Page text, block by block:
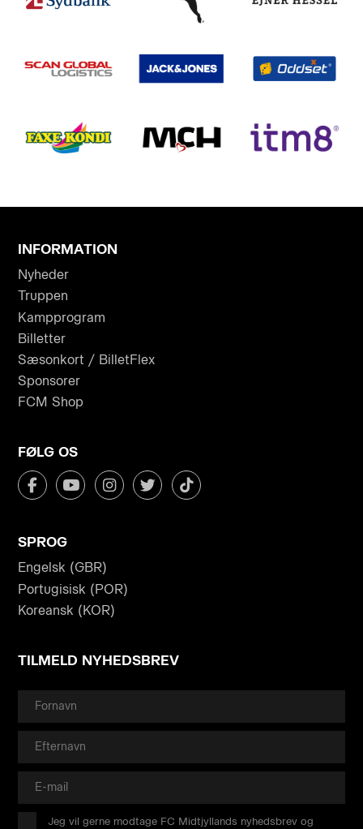
INFORMATION
Nyheder
Truppen
Kampprogram
Billetter
Sæsonkort / BilletFlex
Sponsorer
FCM Shop
FØLG OS
SPROG
Engelsk (GBR)
Portugisisk (POR)
Koreansk (KOR)
TILMELD NYHEDSBREV
Jeg vil gerne modtage FC Midtjyllands nyhedsbrev og